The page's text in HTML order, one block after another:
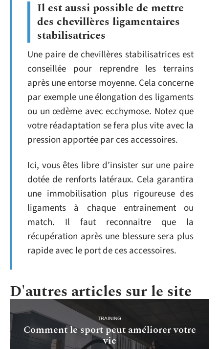
Il est aussi possible de mettre
des chevillères ligamentaires
stabilisatrices
Une paire de chevillères stabilisatrices est
conseillée pour reprendre les terrains
après une entorse moyenne. Cela concerne
par exemple une élongation des ligaments
ou un œdème avec ecchymose. Notez que
votre réadaptation se fera plus vite avec la
pression apportée par ces accessoires.
Ici, vous êtes libre d’insister sur une paire
dotée de renforts latéraux. Cela garantira
une immobilisation plus rigoureuse des
ligaments à chaque entrainement ou
match. Il faut reconnaitre que la
récupération après une blessure sera plus
rapide avec le port de ces accessoires.
D'autres articles sur le site
TRAINING
Comment le sport peut améliorer votre
vie